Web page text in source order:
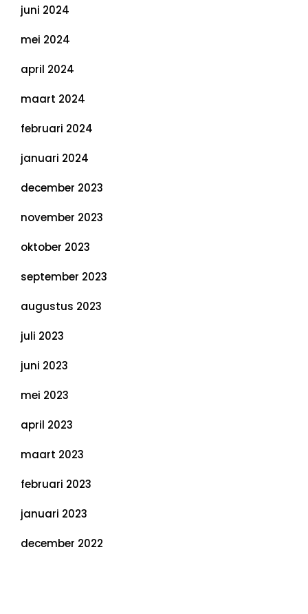
juni 2024
mei 2024
april 2024
maart 2024
februari 2024
januari 2024
december 2023
november 2023
oktober 2023
september 2023
augustus 2023
juli 2023
juni 2023
mei 2023
april 2023
maart 2023
februari 2023
januari 2023
december 2022